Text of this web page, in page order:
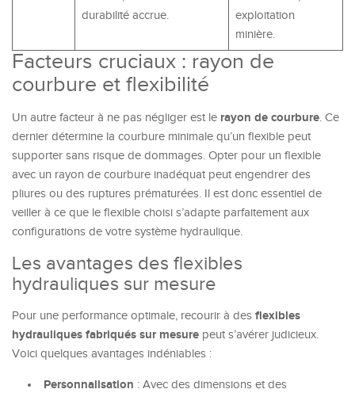
durabilité accrue.
exploitation
minière.
Facteurs cruciaux : rayon de
courbure et flexibilité
Un autre facteur à ne pas négliger est le rayon de courbure. Ce
dernier détermine la courbure minimale qu’un flexible peut
supporter sans risque de dommages. Opter pour un flexible
avec un rayon de courbure inadéquat peut engendrer des
pliures ou des ruptures prématurées. Il est donc essentiel de
veiller à ce que le flexible choisi s’adapte parfaitement aux
configurations de votre système hydraulique.
Les avantages des flexibles
hydrauliques sur mesure
Pour une performance optimale, recourir à des flexibles
hydrauliques fabriqués sur mesure peut s’avérer judicieux.
Voici quelques avantages indéniables :
Personnalisation : Avec des dimensions et des